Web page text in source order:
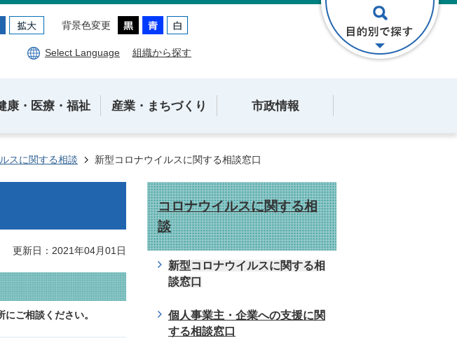
背景色変更
Select Language 組織から探す
康・医療・福祉 産業・まちづくり 市政情報
スに関する相談 新型コロナウイルスに関する相談窓口
更新日：2021年04月01日
ご相談ください。
コロナウイルスに関する相
談
新型コロナウイルスに関する相
談窓口
個人事業主・企業への支援に関
する相談窓口